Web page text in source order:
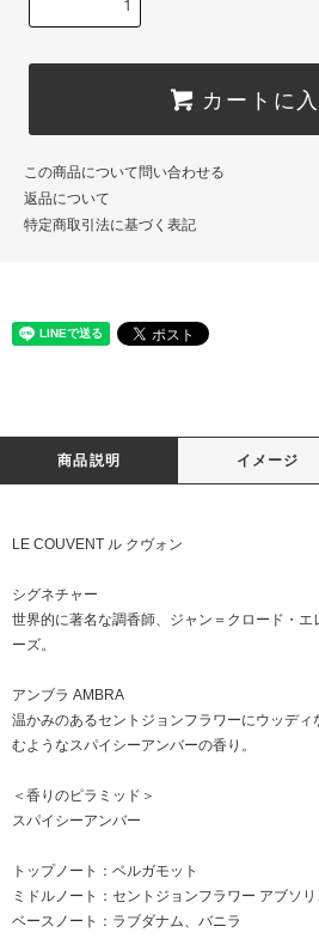
カートに
この商品について問い合わせる
返品について
特定商取引法に基づく表記
商品説明 イメージ
LE COUVENT ル クヴォン
シグネチャー
世界的に著名な調香師、ジャン＝クロード・エ
ーズ。
アンブラ AMBRA
温かみのあるセントジョンフラワーにウッデ
むようなスパイシーアンバーの香り。
＜香りのピラミッド＞
スパイシーアンバー
トップノート：ベルガモット
ミドルノート：セントジョンフラワー アブソリ
ベースノート：ラブダナム、バニラ